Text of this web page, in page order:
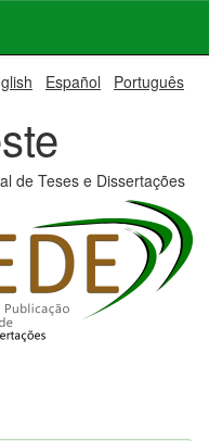
Español Português
de Teses e Dissertações